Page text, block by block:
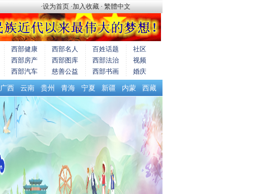
·设为首页 ·加入收藏 · 繁體中文
西部健康
西部房产
西部汽车
西部名人
西部图库
慈善公益
百姓话题
西部法治
西部书画
社区
视频
婚庆
广西 云南 贵州 青海 宁夏 新疆 内蒙 西藏